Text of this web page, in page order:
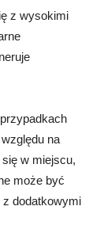
z wysokimi
na
w miejscu,
może być
z dodatkowymi